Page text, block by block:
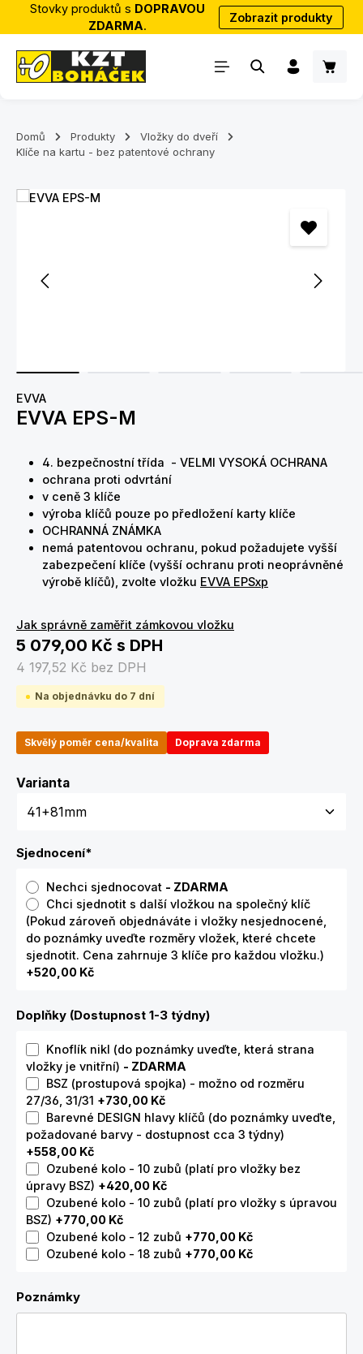
Přejít na hlavní obsah
Stovky produktů s DOPRAVOU
ZDARMA.
Zobrazit produkty
Domů Produkty
Vložky do dveří
Klíče na kartu - bez patentové ochrany
Přeskočit galerii obrázků
EVVA
EVVA EPS-M
4. bezpečnostní třída - VELMI VYSOKÁ OCHRANA
ochrana proti odvrtání
v ceně 3 klíče
výroba klíčů pouze po předložení karty klíče
OCHRANNÁ ZNÁMKA
nemá patentovou ochranu, pokud požadujete vyšší
zabezpečení klíče (vyšší ochranu proti neoprávněné
výrobě klíčů), zvolte vložku EVVA EPSxp
Jak správně zaměřit zámkovou vložku
5 079,00 Kč s DPH
4 197,52 Kč bez DPH
Na objednávku do 7 dní
Skvělý poměr cena/kvalita Doprava zdarma
VariantaZvolte variantu
Sjednocení*
Nechci sjednocovat - ZDARMA
Chci sjednotit s další vložkou na společný klíč
(Pokud zároveň objednáváte i vložky nesjednocené,
do poznámky uveďte rozměry vložek, které chcete
sjednotit. Cena zahrnuje 3 klíče pro každou vložku.)
+520,00 Kč
Doplňky (Dostupnost 1-3 týdny)
Knoflík nikl (do poznámky uveďte, která strana
vložky je vnitřní) - ZDARMA
BSZ (prostupová spojka) - možno od rozměru
27/36, 31/31 +730,00 Kč
Barevné DESIGN hlavy klíčů (do poznámky uveďte,
požadované barvy - dostupnost cca 3 týdny)
+558,00 Kč
Ozubené kolo - 10 zubů (platí pro vložky bez
úpravy BSZ) +420,00 Kč
Ozubené kolo - 10 zubů (platí pro vložky s úpravou
BSZ) +770,00 Kč
Ozubené kolo - 12 zubů +770,00 Kč
Ozubené kolo - 18 zubů +770,00 Kč
Poznámky